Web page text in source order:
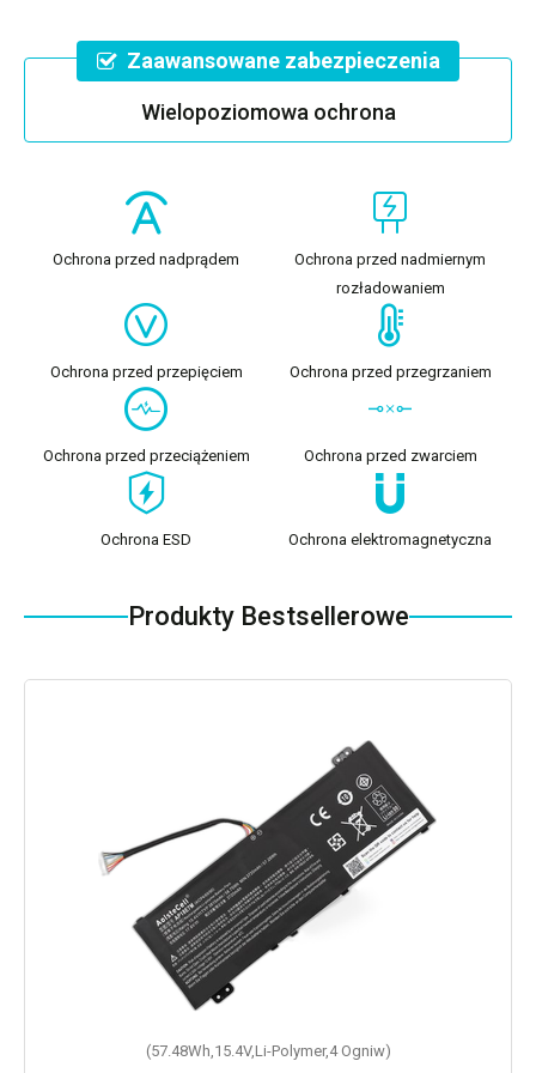
Zaawansowane zabezpieczenia
Wielopoziomowa ochrona
Ochrona przed nadprądem
Ochrona przed nadmiernym
rozładowaniem
Ochrona przed przepięciem Ochrona przed przegrzaniem
Ochrona przed przeciążeniem Ochrona przed zwarciem
Ochrona ESD Ochrona elektromagnetyczna
Produkty Bestsellerowe
(57.48Wh,15.4V,Li-Polymer,4 Ogniw)